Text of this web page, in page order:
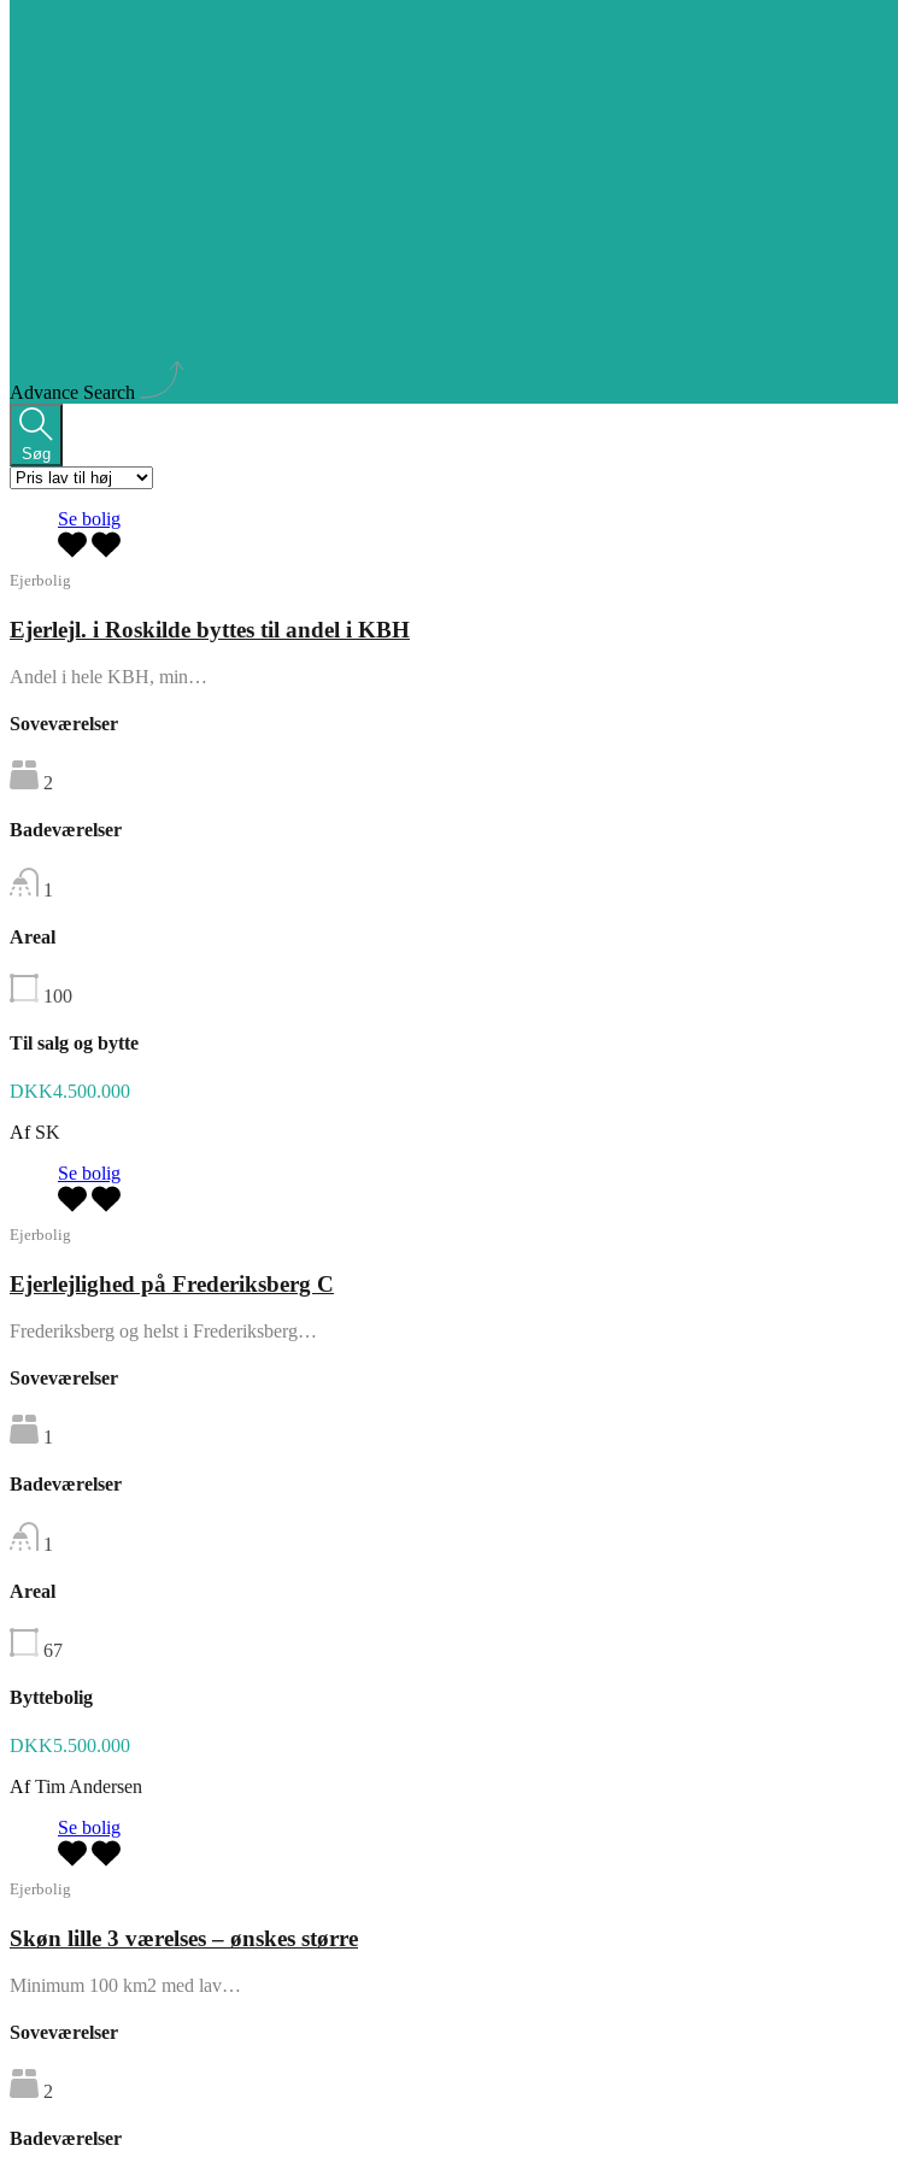
Advance Search
Søg
Se bolig
Ejerbolig
Ejerlejl. i Roskilde byttes til andel i KBH
Andel i hele KBH, min…
Soveværelser
2
Badeværelser
1
Areal
100
Til salg og bytte
DKK4.500.000
Af SK
Se bolig
Ejerbolig
Ejerlejlighed på Frederiksberg C
Frederiksberg og helst i Frederiksberg…
Soveværelser
1
Badeværelser
1
Areal
67
Byttebolig
DKK5.500.000
AfTim Andersen
Se bolig
Ejerbolig
Skøn lille 3 værelses – ønskes større
Minimum 100 km2 med lav…
Soveværelser
2
Badeværelser